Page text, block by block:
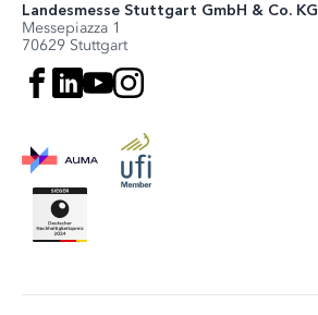
Landesmesse Stuttgart GmbH & Co. KG
Messepiazza 1
70629 Stuttgart